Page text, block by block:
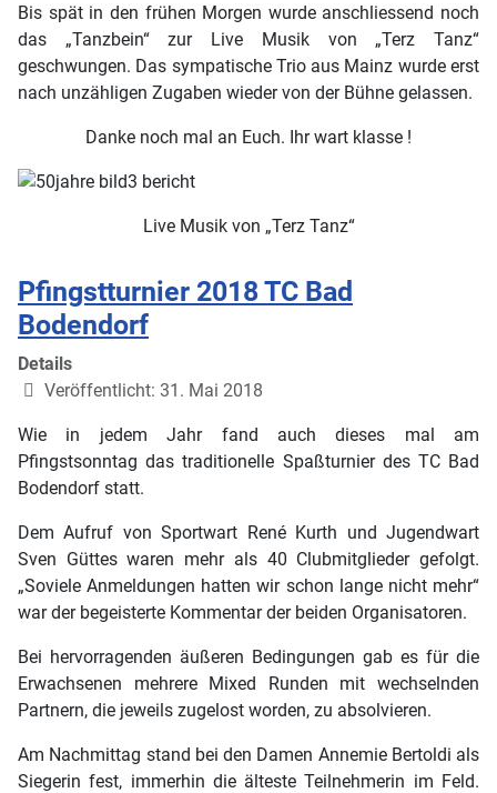
Bis spät in den frühen Morgen wurde anschliessend noch
das „Tanzbein“ zur Live Musik von „Terz Tanz“
geschwungen. Das sympatische Trio aus Mainz wurde erst
nach unzähligen Zugaben wieder von der Bühne gelassen.
Danke noch mal an Euch. Ihr wart klasse !
Live Musik von „Terz Tanz“
Pfingstturnier 2018 TC Bad
Bodendorf
Details
Veröffentlicht: 31. Mai 2018
Wie in jedem Jahr fand auch dieses mal am
Pfingstsonntag das traditionelle Spaßturnier des TC Bad
Bodendorf statt.
Dem Aufruf von Sportwart René Kurth und Jugendwart
Sven Güttes waren mehr als 40 Clubmitglieder gefolgt.
„Soviele Anmeldungen hatten wir schon lange nicht mehr“
war der begeisterte Kommentar der beiden Organisatoren.
Bei hervorragenden äußeren Bedingungen gab es für die
Erwachsenen mehrere Mixed Runden mit wechselnden
Partnern, die jeweils zugelost worden, zu absolvieren.
Am Nachmittag stand bei den Damen Annemie Bertoldi als
Siegerin fest, immerhin die älteste Teilnehmerin im Feld.